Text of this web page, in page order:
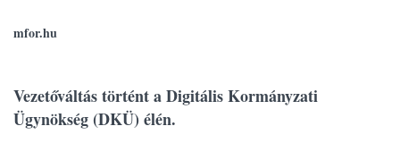
mfor.hu
Vezetőváltás történt a Digitális Kormányzati
Ügynökség (DKÜ) élén.